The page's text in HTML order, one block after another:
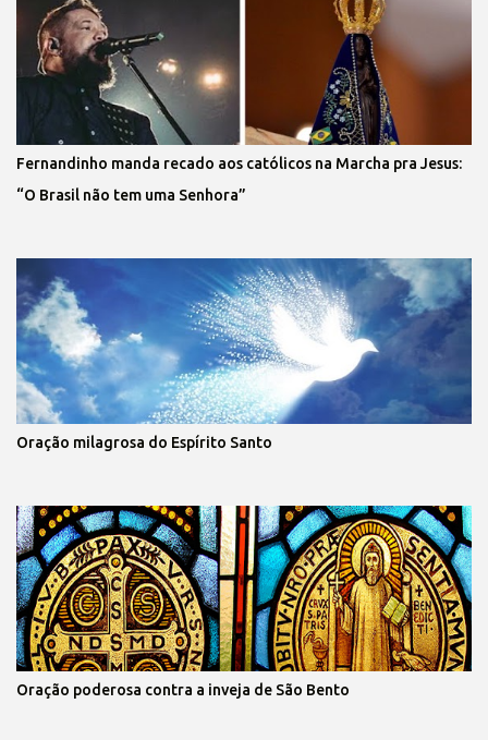
Fernandinho manda recado aos católicos na Marcha pra Jesus:
“O Brasil não tem uma Senhora”
Oração milagrosa do Espírito Santo
Oração poderosa contra a inveja de São Bento